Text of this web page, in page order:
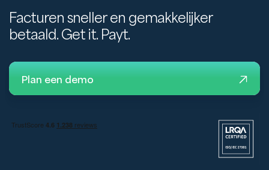
Facturen sneller en gemakkelijker
betaald. Get it. Payt.
Plan een demo